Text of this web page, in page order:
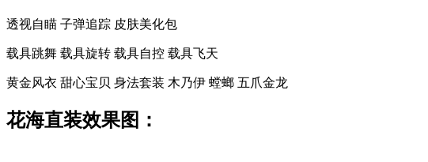
透视自瞄 子弹追踪 皮肤美化包
载具跳舞 载具旋转 载具自控 载具飞天
黄金风衣 甜心宝贝 身法套装 木乃伊 螳螂 五爪金龙
花海直装效果图：